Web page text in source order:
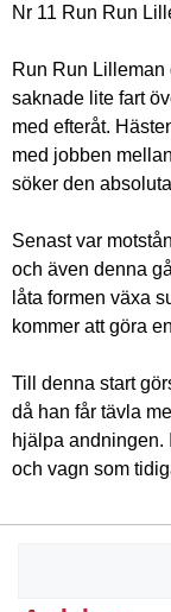
Nr 11 Run Run
Run Run Lilleman
saknade lite fart
med efteråt.
med jobben
söker den
Senast var
och även denna
låta formen växa
kommer att göra
Till denna start
då han får tävla
hjälpa andningen.
och vagn som